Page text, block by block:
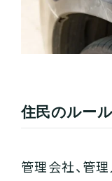
住民のルー
管理会社、管